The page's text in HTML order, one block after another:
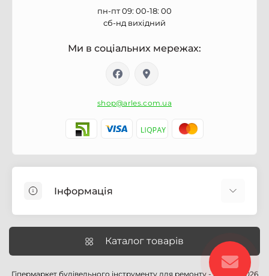
пн-пт 09: 00-18: 00
сб-нд вихідний
Ми в соціальних мережах:
shop@arles.com.ua
Інформація
Про магазин Arles.com.ua
Умови обслуговування
Умови оформлення замовлення
Каталог товарів
Гіпермаркет будівельного інструменту для ремонту - Arles © 2026